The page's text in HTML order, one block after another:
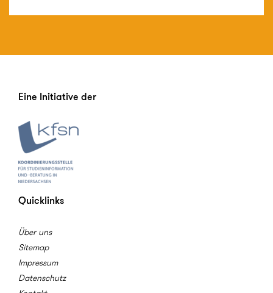
Eine Initiative der
Quicklinks
Über uns
Sitemap
Impressum
Datenschutz